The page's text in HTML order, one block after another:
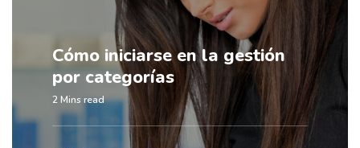
Cómo iniciarse en la gestión
por categorías
2 Mins read